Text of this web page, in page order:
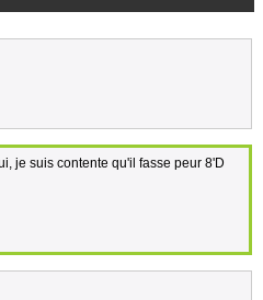
je suis contente qu'il fasse peur 8'D